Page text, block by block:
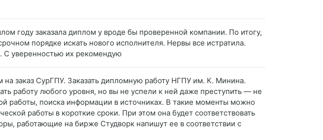
году заказала диплом у вроде бы проверенной компании. По итогу,
порядке искать нового исполнителя. Нервы все истратила.
С уверенностью их рекомендую
заказ СурГПУ. Заказать дипломную работу НГПУ им. К. Минина.
работу любого уровня, но вы не успели к ней даже преступить — не
работы, поиска информации в источниках. В такие моменты можно
работы в короткие сроки. При этом она будет соответствовать
работающие на бирже Студворк напишут ее в соответствии с